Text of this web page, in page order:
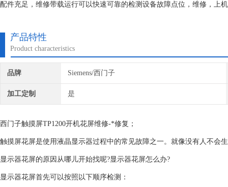
配件充足，维修带载运行可以快速可靠的检测设备故障点位，维修，上
产品特性
Product characteristics
品牌 Siemens/西门子
加工定制 是
西门子触摸屏TP1200开机花屏维修-*修复；
触摸屏花屏是使用液晶显示器过程中的常见故障之一。就像没有人不会
显示器花屏的原因从哪儿开始找呢?显示器花屏怎么办?
显示器花屏首先可以按照以下顺序检测：